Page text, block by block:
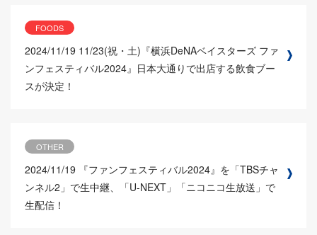
FOODS
2024/11/19 11/23(祝・土)『横浜DeNAベイスターズ ファ
ンフェスティバル2024』日本大通りで出店する飲食ブー
スが決定！
OTHER
2024/11/19
『ファンフェスティバル2024』を「TBSチャ
ンネル2」で生中継、「U-NEXT」「ニコニコ生放送」で
生配信！